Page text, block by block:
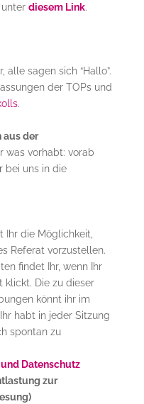
diesem Link.
alle sagen sich “Hallo”.
der TOPs und
.
aus der
was vorhabt: vorab
bei uns in die
Ihr die Möglichkeit,
Referat vorzustellen.
findet Ihr, wenn Ihr
klickt. Die zu dieser
könnt ihr im
habt in jeder Sitzung
spontan zu
Datenschutz
zur